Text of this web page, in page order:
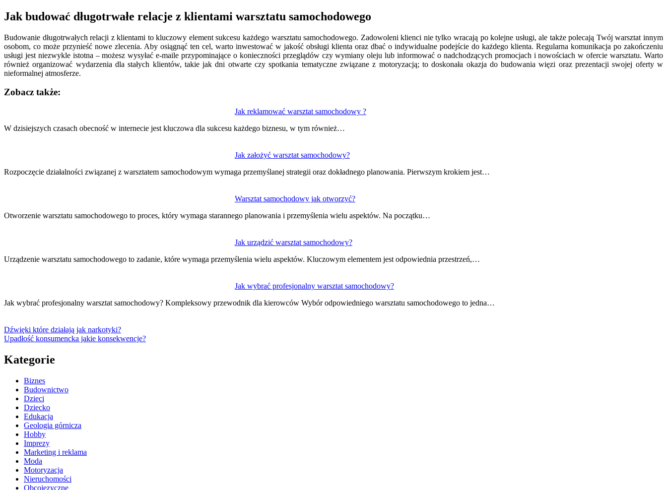
Jak budować długotrwałe relacje z klientami warsztatu samochodowego
Budowanie długotrwałych relacji z klientami to kluczowy element sukcesu każdego warsztatu samochodowego. Zadowoleni klienci nie tylko wracają po kolejne usługi, ale także polecają Twój warsztat innym
osobom, co może przynieść nowe zlecenia. Aby osiągnąć ten cel, warto inwestować w jakość obsługi klienta oraz dbać o indywidualne podejście do każdego klienta. Regularna komunikacja po zakończeniu
usługi jest niezwykle istotna – możesz wysyłać e-maile przypominające o konieczności przeglądów czy wymiany oleju lub informować o nadchodzących promocjach i nowościach w ofercie warsztatu. Warto
również organizować wydarzenia dla stałych klientów, takie jak dni otwarte czy spotkania tematyczne związane z motoryzacją; to doskonała okazja do budowania więzi oraz prezentacji swojej oferty w
nieformalnej atmosferze.
Zobacz także:
Jak reklamować warsztat samochodowy ?
W dzisiejszych czasach obecność w internecie jest kluczowa dla sukcesu każdego biznesu, w tym również…
Jak założyć warsztat samochodowy?
Rozpoczęcie działalności związanej z warsztatem samochodowym wymaga przemyślanej strategii oraz dokładnego planowania. Pierwszym krokiem jest…
Warsztat samochodowy jak otworzyć?
Otworzenie warsztatu samochodowego to proces, który wymaga starannego planowania i przemyślenia wielu aspektów. Na początku…
Jak urządzić warsztat samochodowy?
Urządzenie warsztatu samochodowego to zadanie, które wymaga przemyślenia wielu aspektów. Kluczowym elementem jest odpowiednia przestrzeń,…
Jak wybrać profesjonalny warsztat samochodowy?
Jak wybrać profesjonalny warsztat samochodowy? Kompleksowy przewodnik dla kierowców Wybór odpowiedniego warsztatu samochodowego to jedna…
wpisu
Dźwięki które działają jak narkotyki?
Upadłość konsumencka jakie konsekwencje?
Kategorie
Biznes
Budownictwo
Dzieci
Dziecko
Edukacja
Geologia górnicza
Hobby
Imprezy
Marketing i reklama
Moda
Motoryzacja
Nieruchomości
Obcojęzyczne